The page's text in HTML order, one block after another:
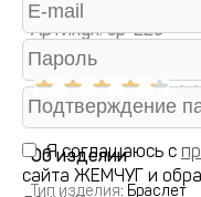
Артикул:ср-22б
( 2 )
Об изделии
Тип изделия: Браслет
Я соглашаюсь с
сайта ЖЕМЧУГ и